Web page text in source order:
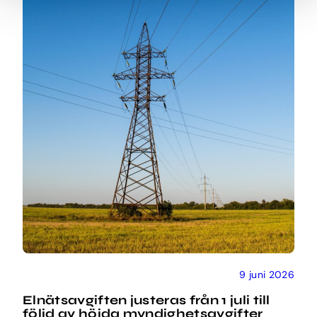
9 juni 2026
Elnätsavgiften justeras från 1 juli till
följd av höjda myndighetsavgifter